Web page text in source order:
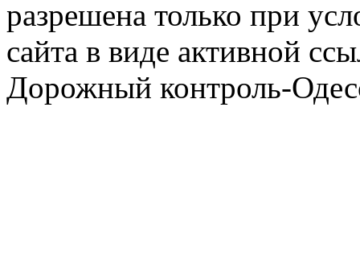
разрешена только при
сайта в виде активной
Дорожный контроль-